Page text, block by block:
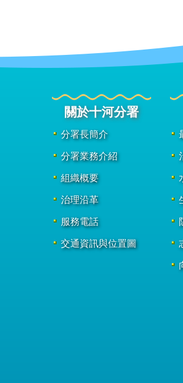
關於十河分署
分署長簡介
分署業務介紹
組織概要
治理沿革
服務電話
交通資訊與位置圖